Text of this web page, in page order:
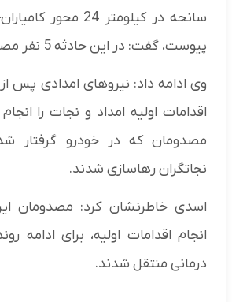
سانحه در کیلومتر 24
پیوست، گفت: در این حادثه 5 نفر مصدوم شدند.
وی ادامه داد: نیروهای امدادی پس
اقدامات اولیه امداد و نجات را
مصدومان که در خودرو گرفتار
نجاتگران رهاسازی شدند.
اسدی خاطرنشان کرد: مصدومان
انجام اقدامات اولیه، برای ادامه
درمانی منتقل شدند.